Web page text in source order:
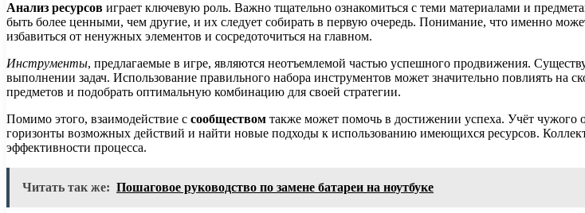
Анализ ресурсов играет ключевую роль. Важно тщательно ознакомиться с теми материалами и
быть более ценными, чем другие, и их следует собирать в первую очередь. Понимание, что именно
избавиться от ненужных элементов и сосредоточиться на главном.
Инструменты, предлагаемые в игре, являются неотъемлемой частью успешного продвижения.
выполнении задач. Использование правильного набора инструментов может значительно повлиять на
предметов и подобрать оптимальную комбинацию для своей стратегии.
Помимо этого, взаимодействие с сообществом также может помочь в достижении успеха. Учёт
горизонты возможных действий и найти новые подходы к использованию имеющихся ресурсов.
эффективности процесса.
Читать так же: Пошаговое руководство по замене батареи на ноутбуке